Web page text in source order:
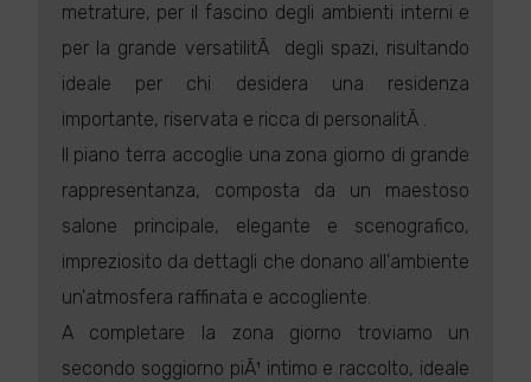
metrature, per il fascino degli ambienti interni e
per la grande versatilitÃ degli spazi, risultando
ideale per chi desidera una residenza
importante, riservata e ricca di personalitÃ .
Il piano terra accoglie una zona giorno di grande
rappresentanza, composta da un maestoso
salone principale, elegante e scenografico,
impreziosito da dettagli che donano all'ambiente
un'atmosfera raffinata e accogliente.
A completare la zona giorno troviamo un
secondo soggiorno piÃ¹ intimo e raccolto, ideale